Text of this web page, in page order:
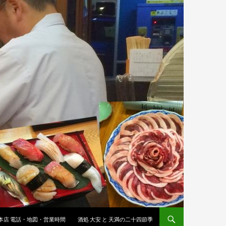
店 電話・地図・営業時間 酒処 大安 と 天満の二十四節季